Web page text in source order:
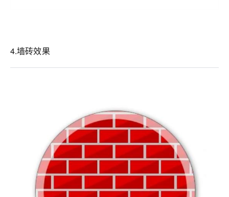
4.墙砖效果